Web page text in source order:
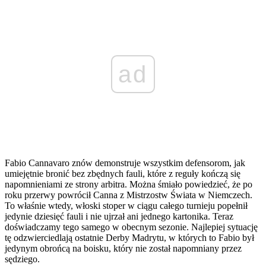
ad
Fabio Cannavaro znów demonstruje wszystkim defensorom, jak
umiejętnie bronić bez zbędnych fauli, które z reguły kończą się
napomnieniami ze strony arbitra. Można śmiało powiedzieć, że po
roku przerwy powrócił Canna z Mistrzostw Świata w Niemczech.
To właśnie wtedy, włoski stoper w ciągu całego turnieju popełnił
jedynie dziesięć fauli i nie ujrzał ani jednego kartonika. Teraz
doświadczamy tego samego w obecnym sezonie. Najlepiej sytuację
tę odzwierciedlają ostatnie Derby Madrytu, w których to Fabio był
jedynym obrońcą na boisku, który nie został napomniany przez
sędziego.